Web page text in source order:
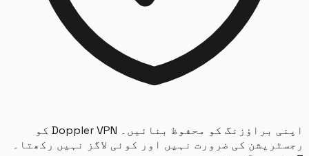
اپنی براؤزنگ کو محفوظ بنائیں۔ Doppler VPN کو
کی ضرورت نہیں اور کوئی لاگز نہیں رکھتا۔